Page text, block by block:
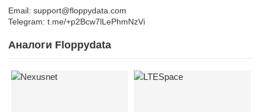
Email: support@floppydata.com
Telegram: t.me/+p2Bcw7lLePhmNzVi
Аналоги Floppydata